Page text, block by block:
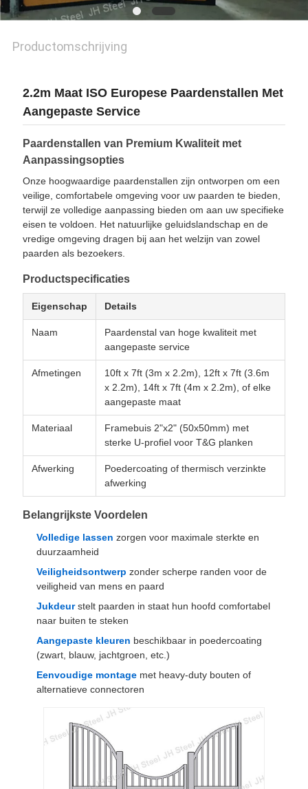
Productomschrijving
2.2m Maat ISO Europese Paardenstallen Met
Aangepaste Service
Paardenstallen van Premium Kwaliteit met
Aanpassingsopties
Onze hoogwaardige paardenstallen zijn ontworpen om een
veilige, comfortabele omgeving voor uw paarden te bieden,
terwijl ze volledige aanpassing bieden om aan uw specifieke
eisen te voldoen. Het natuurlijke geluidslandschap en de
vredige omgeving dragen bij aan het welzijn van zowel
paarden als bezoekers.
Productspecificaties
Eigenschap Details
Naam
Paardenstal van hoge kwaliteit met
aangepaste service
Afmetingen
10ft x 7ft (3m x 2.2m), 12ft x 7ft (3.6m
x 2.2m), 14ft x 7ft (4m x 2.2m), of elke
aangepaste maat
Materiaal
Framebuis 2"x2" (50x50mm) met
sterke U-profiel voor T&G planken
Afwerking
Poedercoating of thermisch verzinkte
afwerking
Belangrijkste Voordelen
Volledige lassen zorgen voor maximale sterkte en
duurzaamheid
Veiligheidsontwerp zonder scherpe randen voor de
veiligheid van mens en paard
Jukdeurstelt paarden in staat hun hoofd comfortabel
naar buiten te steken
Aangepaste kleuren beschikbaar in poedercoating
(zwart, blauw, jachtgroen, etc.)
Eenvoudige montagemet heavy-duty bouten of
alternatieve connectoren